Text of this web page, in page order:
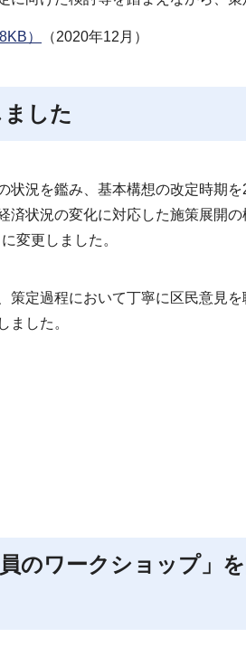
） （2020年12月）
した
状況を鑑み、基本構想の改定時期
済状況の変化に対応した施策展開
変更しました。
策定過程において丁寧に区民意見
ました。
のワークショップ」